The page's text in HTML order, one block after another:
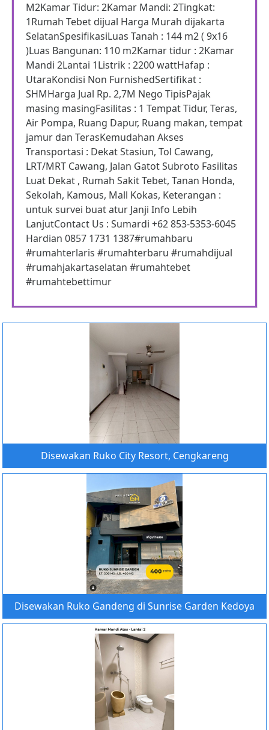
M2Kamar Tidur: 2Kamar Mandi: 2Tingkat:
1Rumah Tebet dijual Harga Murah dijakarta
SelatanSpesifikasiLuas Tanah : 144 m2 ( 9x16
)Luas Bangunan: 110 m2Kamar tidur : 2Kamar
Mandi 2Lantai 1Listrik : 2200 wattHafap :
UtaraKondisi Non FurnishedSertifikat :
SHMHarga Jual Rp. 2,7M Nego TipisPajak
masing masingFasilitas : 1 Tempat Tidur, Teras,
Air Pompa, Ruang Dapur, Ruang makan, tempat
jamur dan TerasKemudahan Akses
Transportasi : Dekat Stasiun, Tol Cawang,
LRT/MRT Cawang, Jalan Gatot Subroto Fasilitas
Luat Dekat , Rumah Sakit Tebet, Tanan Honda,
Sekolah, Kamous, Mall Kokas, Keterangan :
untuk survei buat atur Janji Info Lebih
LanjutContact Us : Sumardi +62 853-5353-6045
Hardian 0857 1731 1387#rumahbaru
#rumahterlaris #rumahterbaru #rumahdijual
#rumahjakartaselatan #rumahtebet
#rumahtebettimur
Disewakan Ruko City Resort, Cengkareng
Disewakan Ruko Gandeng di Sunrise Garden Kedoya